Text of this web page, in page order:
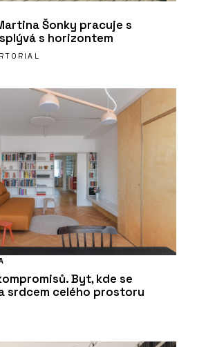
Šonky pracuje s
s horizontem
Byt, kde se
srdcem celého prostoru